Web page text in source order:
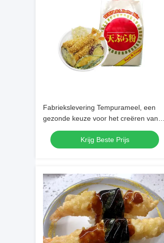
Fabriekslevering Tempurameel, een
gezonde keuze voor het creëren van
lichte, knapperige en heerlijke
gefrituurde gerechten​
Krijg Beste Prijs